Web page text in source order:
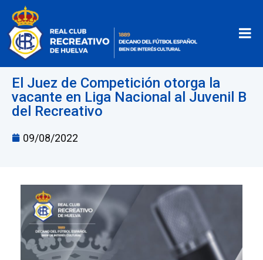
El Juez de Competición otorga la
vacante en Liga Nacional al Juvenil B
del Recreativo
09/08/2022